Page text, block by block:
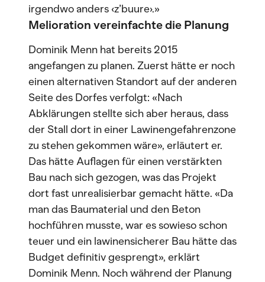
irgendwo anders ‹z’buure›.»
Melioration vereinfachte die Planung
Dominik Menn hat bereits 2015
angefangen zu planen. Zuerst hätte er noch
einen alternativen Standort auf der anderen
Seite des Dorfes verfolgt: «Nach
Abklärungen stellte sich aber heraus, dass
der Stall dort in einer Lawinengefahrenzone
zu stehen gekommen wäre», erläutert er.
Das hätte Auflagen für einen verstärkten
Bau nach sich gezogen, was das Projekt
dort fast unrealisierbar gemacht hätte. «Da
man das Baumaterial und den Beton
hochführen musste, war es sowieso schon
teuer und ein lawinensicherer Bau hätte das
Budget definitiv gesprengt», erklärt
Dominik Menn. Noch während der Planung